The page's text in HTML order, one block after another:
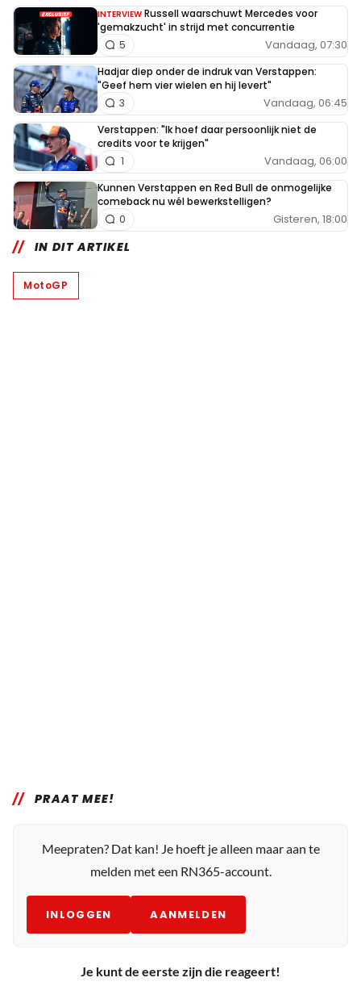
INTERVIEW Russell waarschuwt Mercedes voor
'gemakzucht' in strijd met concurrentie
Vandaag, 07:30
5
Hadjar diep onder de indruk van Verstappen:
"Geef hem vier wielen en hij levert"
Vandaag, 06:45
3
Verstappen: "Ik hoef daar persoonlijk niet de
credits voor te krijgen"
Vandaag, 06:00
1
Kunnen Verstappen en Red Bull de onmogelijke
comeback nu wél bewerkstelligen?
Gisteren, 18:00
0
IN DIT ARTIKEL
MotoGP
PRAAT MEE!
Meepraten? Dat kan! Je hoeft je alleen maar aan te
melden met een RN365-account.
INLOGGEN AANMELDEN
Je kunt de eerste zijn die reageert!